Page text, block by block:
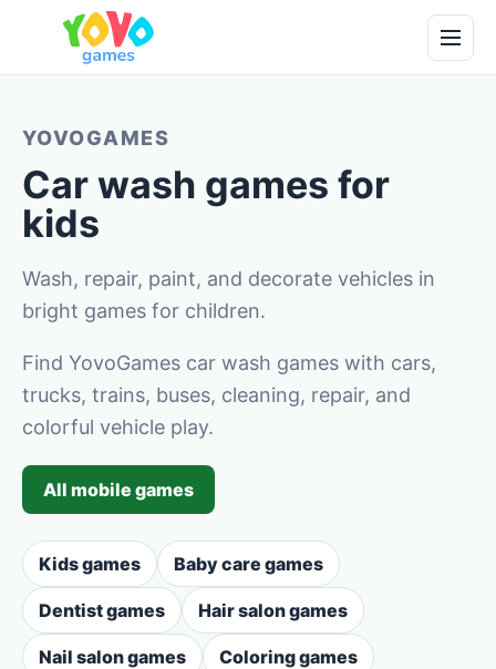
YOVOGAMES
Car wash games for
kids
Wash, repair, paint, and decorate vehicles in
bright games for children.
Find YovoGames car wash games with cars,
trucks, trains, buses, cleaning, repair, and
colorful vehicle play.
All mobile games
Kids games Baby care games
Dentist games Hair salon games
Nail salon games Coloring games